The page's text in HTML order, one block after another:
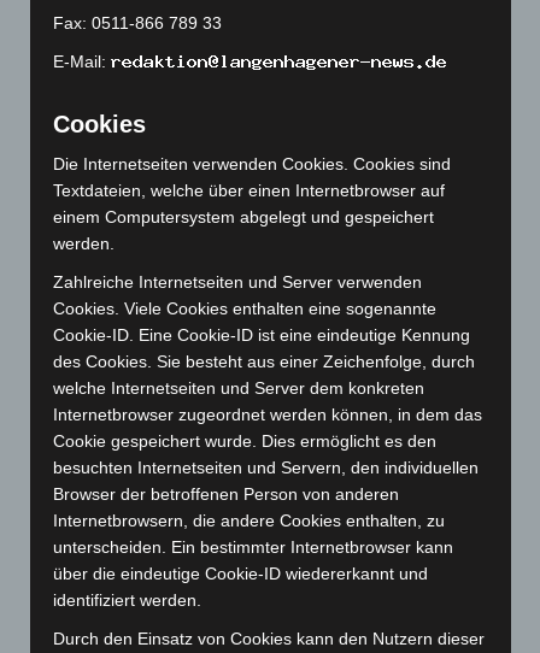
Januar 2024 (111)
Dezember 2023 (130)
Oktober 2023
September 2023(133)
August 2023(134)
Juli 2023
(118)
Mai 2023(139)
April 2023(155)
März 2023 (174)
Februar 2023(154)
Januar 2023(140)
Dezember 2022(130)
November 2022(167)
Oktober 2022(166)
September 2022(205)
August 2022 (166)
Fax: 0511-866 789 33
E-Mail:
Cookies
Die Internetseiten verwenden Cookies. Cookies sind
Textdateien, welche über einen Internetbrowser auf
einem Computersystem abgelegt und gespeichert
werden.
Zahlreiche Internetseiten und Server verwenden
Cookies. Viele Cookies enthalten eine sogenannte
Cookie-ID. Eine Cookie-ID ist eine eindeutige Kennung
des Cookies. Sie besteht aus einer Zeichenfolge, durch
welche Internetseiten und Server dem konkreten
Internetbrowser zugeordnet werden können, in dem das
Cookie gespeichert wurde. Dies ermöglicht es den
besuchten Internetseiten und Servern, den individuellen
Browser der betroffenen Person von anderen
Internetbrowsern, die andere Cookies enthalten, zu
unterscheiden. Ein bestimmter Internetbrowser kann
über die eindeutige Cookie-ID wiedererkannt und
identifiziert werden.
Durch den Einsatz von Cookies kann den Nutzern dieser